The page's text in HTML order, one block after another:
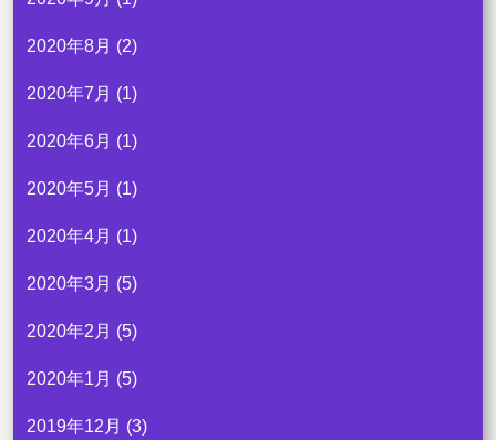
2020年8月 (2)
2020年7月 (1)
2020年6月 (1)
2020年5月 (1)
2020年4月 (1)
2020年3月 (5)
2020年2月 (5)
2020年1月 (5)
2019年12月 (3)